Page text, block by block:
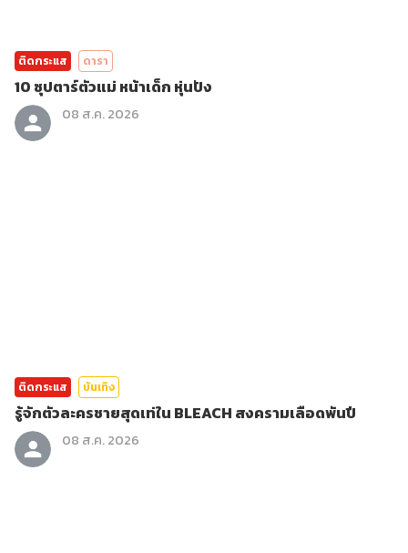
ติดกระแส ดารา
10 ซุปตาร์ตัวแม่ หน้าเด็ก หุ่นปัง
08 ส.ค. 2026
ติดกระแส บันเทิง
รู้จักตัวละครชายสุดเท่ใน BLEACH สงครามเลือดพันปี
08 ส.ค. 2026